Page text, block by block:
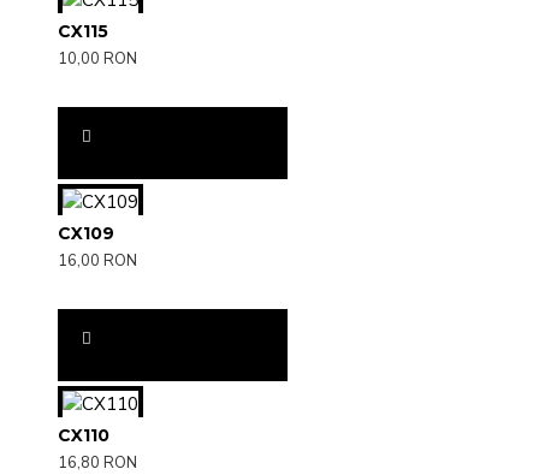
CX115
10,00 RON
CX109
16,00 RON
CX110
16,80 RON